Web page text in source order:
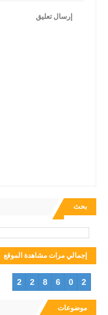
إرسال تعليق
بحث
إجمالي مرات مشاهدة الموقع
2 2 8 6 0 2
موضوعات